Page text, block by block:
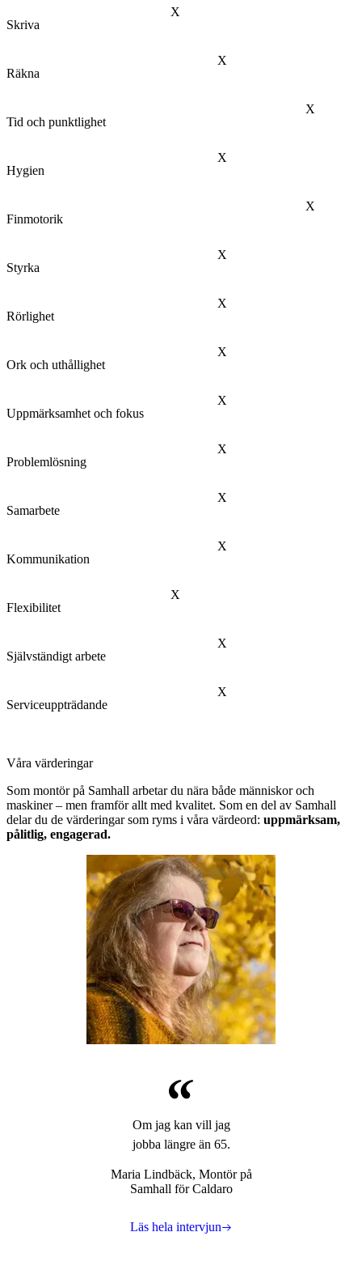
Skriva
X
Räkna
X
Tid och punktlighet
X
Hygien
X
Finmotorik
X
Styrka
X
Rörlighet
X
Ork och uthållighet
X
Uppmärksamhet och fokus
X
Problemlösning
X
Samarbete
X
Kommunikation
X
Flexibilitet
X
Självständigt arbete
X
Serviceuppträdande
X
Våra värderingar
Som montör på Samhall arbetar du nära både människor och
maskiner – men framför allt med kvalitet. Som en del av Samhall
delar du de värderingar som ryms i våra värdeord: uppmärksam,
pålitlig, engagerad.
Om jag kan vill jag
jobba längre än 65.
Maria Lindbäck, Montör på
Samhall för Caldaro
Läs hela intervjun